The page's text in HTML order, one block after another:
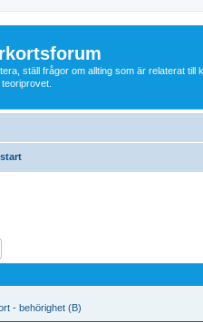
ställ frågor om allting som är relaterat
- behörighet (B)